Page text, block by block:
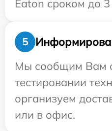
Eaton сроком до 3
5
Мы сообщим Вам
тестировании
организуем
или в офис.